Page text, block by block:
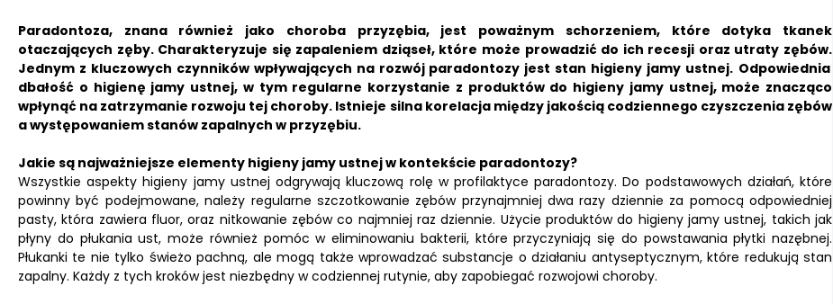
Paradontoza, znana również jako choroba przyzębia, jest poważnym schorzeniem, które dotyka tkanek
otaczających zęby.Charakteryzuje się zapaleniem dziąseł, które może prowadzić do ich recesji oraz utraty zębów.
Jednym z kluczowych czynników wpływających na rozwój paradontozy jest stan higieny jamy ustnej. Odpowiednia
dbałość o higienę jamy ustnej, w tym regularne korzystanie z produktów do higieny jamy ustnej, może znacząco
wpłynąć na zatrzymanie rozwoju tej choroby. Istnieje silna korelacja między jakością codziennego czyszczenia zębów
a występowaniem stanów zapalnych w przyzębiu.
Jakie są najważniejsze elementy higieny jamy ustnej w kontekście paradontozy?
Wszystkie aspekty higieny jamy ustnej odgrywają kluczową rolę w profilaktyce paradontozy. Do podstawowych działań, które
powinny być podejmowane, należy regularne szczotkowanie zębów przynajmniej dwa razy dziennie za pomocą odpowiedniej
pasty, która zawiera fluor, oraz nitkowanie zębów co najmniej raz dziennie. Użycie produktów do higieny jamy ustnej, takich jak
płyny do płukania ust, może również pomóc w eliminowaniu bakterii, które przyczyniają się do powstawania płytki nazębnej.
Płukanki te nie tylko świeżo pachną, ale mogą także wprowadzać substancje o działaniu antyseptycznym, które redukują stan
zapalny. Każdy z tych kroków jest niezbędny w codziennej rutynie, aby zapobiegać rozwojowi choroby.